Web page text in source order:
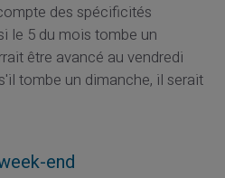
des spécificités
le 5 du mois tombe un
être avancé au vendredi
tombe un dimanche, il serait
end